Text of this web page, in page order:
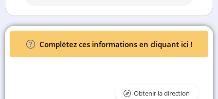
Complétez ces informations en cliquant ici !
Obtenir la direction